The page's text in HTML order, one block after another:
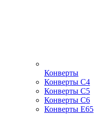
Конверты
Конверты С4
Конверты С5
Конверты С6
Конверты Е65